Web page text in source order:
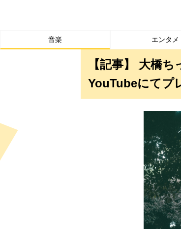
音楽 エンタメ
【記事】 大橋
YouTubeにてプ